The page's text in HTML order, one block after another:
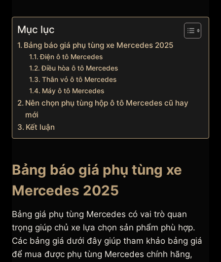
Mục lục
Bảng báo giá phụ tùng xe Mercedes 2025
Điện ô tô Mercedes
Điều hòa ô tô Mercedes
Thân vỏ ô tô Mercedes
Máy ô tô Mercedes
Nên chọn phụ tùng hộp ô tô Mercedes cũ hay
mới
Kết luận
Bảng báo giá phụ tùng xe
Mercedes 2025
Bảng giá phụ tùng Mercedes có vai trò quan
trọng giúp chủ xe lựa chọn sản phẩm phù hợp.
Các bảng giá dưới đây giúp tham khảo bảng giá
để mua được phụ tùng Mercedes chính hãng,